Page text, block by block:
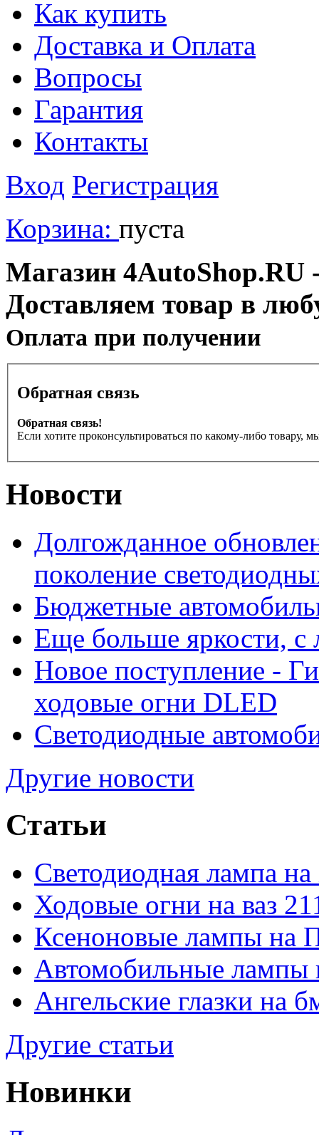
Как купить
Доставка и Оплата
Вопросы
Гарантия
Контакты
Вход Регистрация
Корзина: пуста
Магазин 4AutoShop.RU
Доставляем товар в
Оплата при получении
Обратная связь
Обратная связь!
Если хотите проконсультироваться по какому-либо товару,
Новости
Долгожданное
поколение
Бюджетные
Еще больше яркости,
Новое поступление -
ходовые огни DLED
Светодиодные
Другие новости
Статьи
Светодиодная лампа
Ходовые огни на ваз
Ксеноновые лампы на
Автомобильные лампы
Ангельские глазки на
Другие статьи
Новинки